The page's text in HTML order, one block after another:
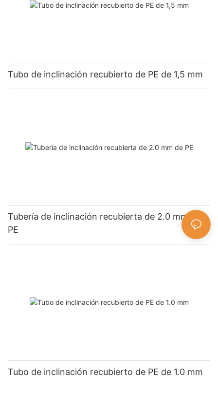
Tubo de inclinación recubierto de PE de 1,5 mm
Tubería de inclinación recubierta de 2.0 mm de
PE
Tubo de inclinación recubierto de PE de 1.0 mm